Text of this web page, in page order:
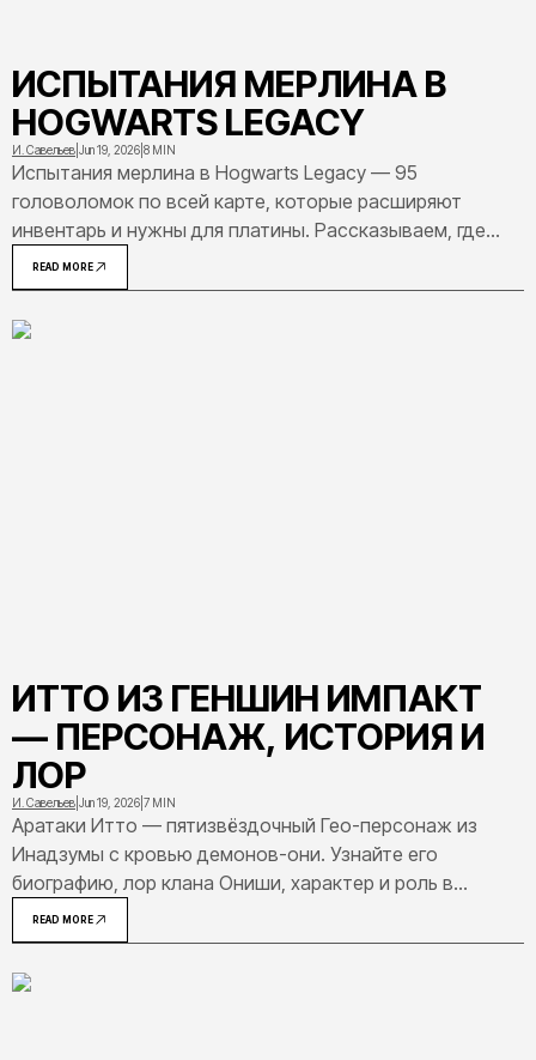
ИСПЫТАНИЯ МЕРЛИНА В
HOGWARTS LEGACY
И. Савельев Jun 19, 2026 8 MIN
Испытания мерлина в Hogwarts Legacy — 95
головоломок по всей карте, которые расширяют
инвентарь и нужны для платины. Рассказываем, где
найти все локации, как решать каждый тип загадок и
что вы получите в итоге.
READ MORE
ИТТО ИЗ ГЕНШИН ИМПАКТ
— ПЕРСОНАЖ, ИСТОРИЯ И
ЛОР
И. Савельев Jun 19, 2026 7 MIN
Аратаки Итто — пятизвёздочный Гео-персонаж из
Инадзумы с кровью демонов-они. Узнайте его
биографию, лор клана Ониши, характер и роль в
сюжете Геншин Импакт.
READ MORE